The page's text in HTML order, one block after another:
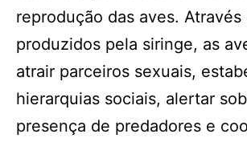
reprodução das aves. Através
produzidos pela siringe, as
atrair parceiros sexuais,
hierarquias sociais, alertar
presença de predadores e